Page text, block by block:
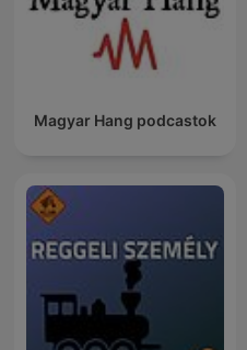
Magyar Hang podcastok